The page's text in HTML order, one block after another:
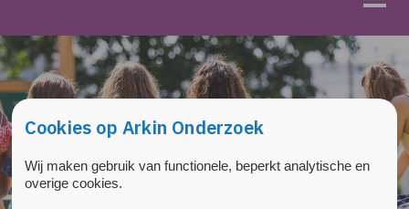
Cookies op Arkin Onderzoek
Wij maken gebruik van functionele, beperkt analytische en
overige cookies.